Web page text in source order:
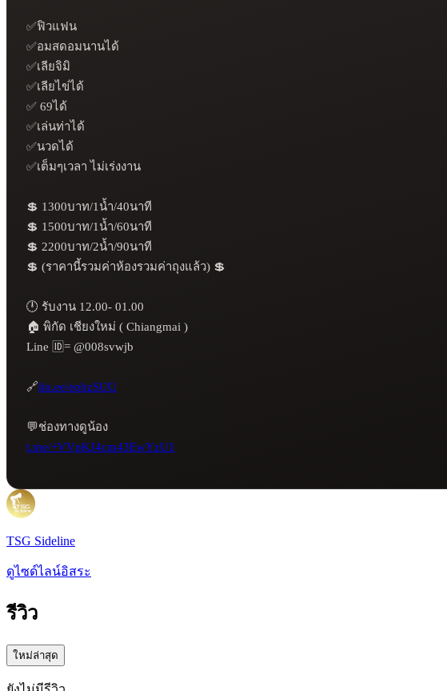
✅ฟิวแฟน
✅อมสดอมนานได้
✅เลียจิมิ
✅เลียไข่ได้
✅ 69ได้
✅เล่นท่าได้
✅นวดได้
✅เต็มๆเวลา ไม่เร่งงาน
💲 1300บาท/1น้ำ/40นาที
💲 1500บาท/1น้ำ/60นาที
💲 2200บาท/2น้ำ/90นาที
💲 (ราคานี้รวมค่าห้องรวมค่าถุงแล้ว) 💲
🕛 รับงาน 12.00- 01.00
🏠 พิกัด เชียงใหม่ ( Chiangmai )
Line 🆔= @008svwjb
🔗lin.ee/ephzSUU
t.me/+VVpKJ4cm43EwYzU1
TSG Sideline
ดูไซด์ไลน์อิสระ
รีวิว
ใหม่ล่าสุด